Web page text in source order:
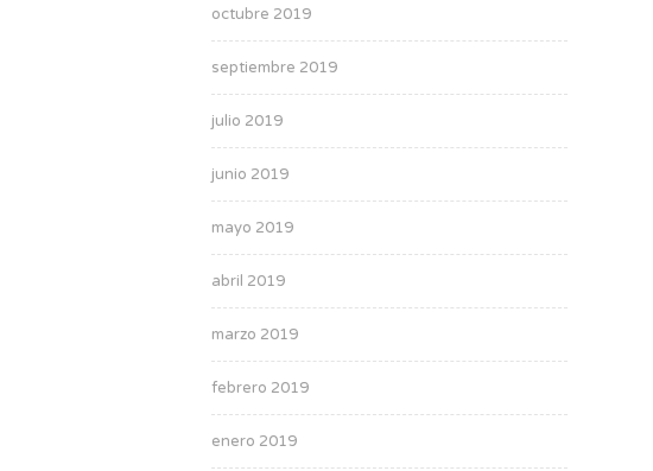
octubre 2019
septiembre 2019
julio 2019
junio 2019
mayo 2019
abril 2019
marzo 2019
febrero 2019
enero 2019